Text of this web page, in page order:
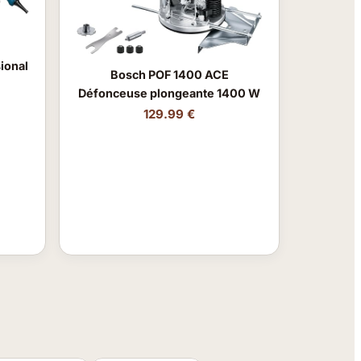
Bosch POF 1400 ACE
Défonceuse plongeante 1400 W
129.99 €